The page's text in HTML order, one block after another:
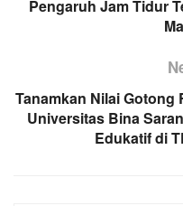
Pengaruh Jam Tidur
Tanamkan Nilai Gotong
Universitas Bina
Edukatif di